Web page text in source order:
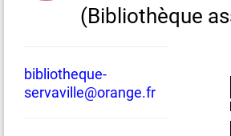
(Bibliothèque
bibliotheque-
servaville@orange.fr